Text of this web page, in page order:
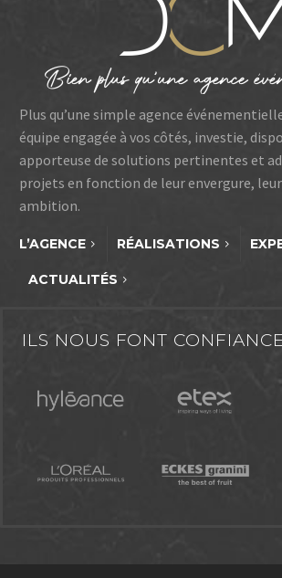
Plus qu’une simple agence
équipe engagée à vos côtés, investie,
apporteuse de solutions pertinentes et
projets en fonction de leur envergure,
ambition.
L’AGENCE RÉALISATIONS
ACTUALITÉS
ILS NOUS FONT CONFIANCE